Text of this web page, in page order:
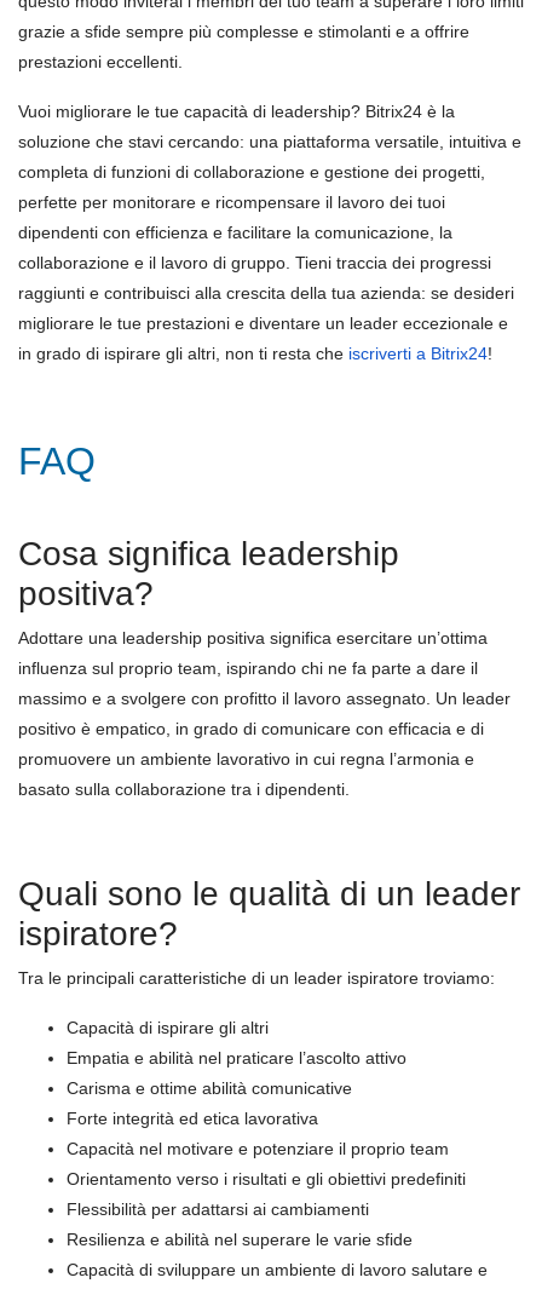
grazie a sfide sempre più complesse e stimolanti e a offrire
prestazioni eccellenti.
Vuoi migliorare le tue capacità di leadership? Bitrix24 è la
soluzione che stavi cercando: una piattaforma versatile, intuitiva e
completa di funzioni di collaborazione e gestione dei progetti,
perfette per monitorare e ricompensare il lavoro dei tuoi
dipendenti con efficienza e facilitare la comunicazione, la
collaborazione e il lavoro di gruppo. Tieni traccia dei progressi
raggiunti e contribuisci alla crescita della tua azienda: se desideri
migliorare le tue prestazioni e diventare un leader eccezionale e
in grado di ispirare gli altri, non ti resta che iscriverti a Bitrix24!
FAQ
Cosa significa leadership
positiva?
Adottare una leadership positiva significa esercitare un’ottima
influenza sul proprio team, ispirando chi ne fa parte a dare il
massimo e a svolgere con profitto il lavoro assegnato. Un leader
positivo è empatico, in grado di comunicare con efficacia e di
promuovere un ambiente lavorativo in cui regna l’armonia e
basato sulla collaborazione tra i dipendenti.
Quali sono le qualità di un leader
ispiratore?
Tra le principali caratteristiche di un leader ispiratore troviamo:
Capacità di ispirare gli altri
Empatia e abilità nel praticare l’ascolto attivo
Carisma e ottime abilità comunicative
Forte integrità ed etica lavorativa
Capacità nel motivare e potenziare il proprio team
Orientamento verso i risultati e gli obiettivi predefiniti
Flessibilità per adattarsi ai cambiamenti
Resilienza e abilità nel superare le varie sfide
Capacità di sviluppare un ambiente di lavoro salutare e